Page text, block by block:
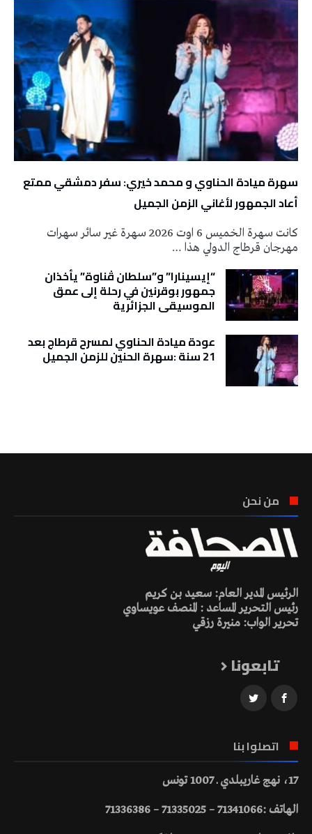
سهرة ميادة الحناوي و محمد خيري: سفر دمشقي ممتع
أعاد الجمهور لأغاني الزمن الجميل
كانت سهرة الخميس 6 اوت 2026 سهرة غير سائر سهرات
مهرجان قرطاج الدولي هذا …
“إيسينارا” و”سلطان ڤناوة” يأخذان
جمهور بوقرنين في رحلة إلى عمق
الموسيقى الجزائرية
عودة ميادة الحناوي لمسرح قرطاج بعد
21 سنة :سهرة الحنين للزمن الجميل
من نحن
الرئيس المدير العام: سعيد بن كريم
رئيس التحرير المساعد : المنصف عويساوي
تحرير الواب: منيرة رزقي
تابعونا
اتصلوا بنا
17، نهج غاريبلدي ـ 1007 تونس
الهاتف :71341066 – 71335025 – 71336386